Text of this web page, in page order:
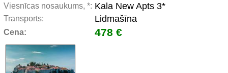
Viesnīcas nosaukums, *: Kala New Apts 3*
Transports: Lidmašīna
Cena: 478 €